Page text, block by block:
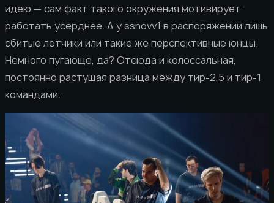
идею — сам факт такого окружения мотивирует
работать усерднее. А у ssnovv1 в распоряжении лишь
сбитые летчики или такие же перспективные юнцы.
Немного пугающе, да? Отсюда и колоссальная,
постоянно растущая разница между тир-2,5 и тир-1
командами.